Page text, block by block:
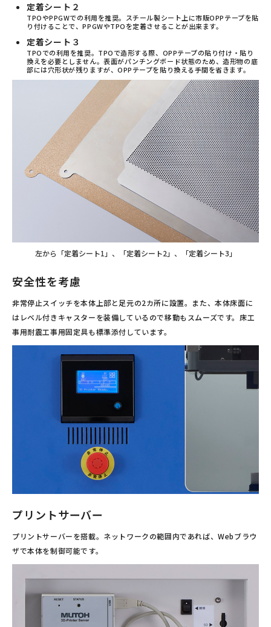
定着シート２
TPOやPPGWでの利用を推奨。スチール製シート上に市販OPPテープを貼
り付けることで、PPGWやTPOを定着させることが出来ます。
定着シート３
TPOでの利用を推奨。TPOで造形する際、OPPテープの貼り付け・貼り
換えを必要としません。表面がパンチングボード状態のため、造形物の底
部には穴形状が残りますが、OPPテープを貼り換える手間を省きます。
左から「定着シート1」、「定着シート2」、「定着シート3」
安全性を考慮
非常停止スイッチを本体上部と足元の2カ所に設置。また、本体床面に
はレベル付きキャスターを装備しているので移動もスムーズです。床工
事用耐震工事用固定具も標準添付しています。
プリントサーバー
プリントサーバーを搭載。ネットワークの範囲内であれば、Webブラウ
ザで本体を制御可能です。